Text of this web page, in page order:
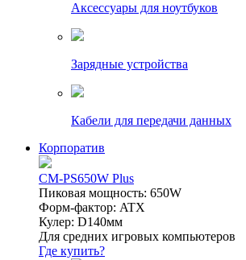
Аксессуары для ноутбуков
Зарядные устройства
Кабели для передачи данных
Корпоратив
CM-PS650W Plus
Пиковая мощность: 650W
Форм-фактор: ATX
Кулер: D140мм
Для средних игровых компьютеров
Где купить?